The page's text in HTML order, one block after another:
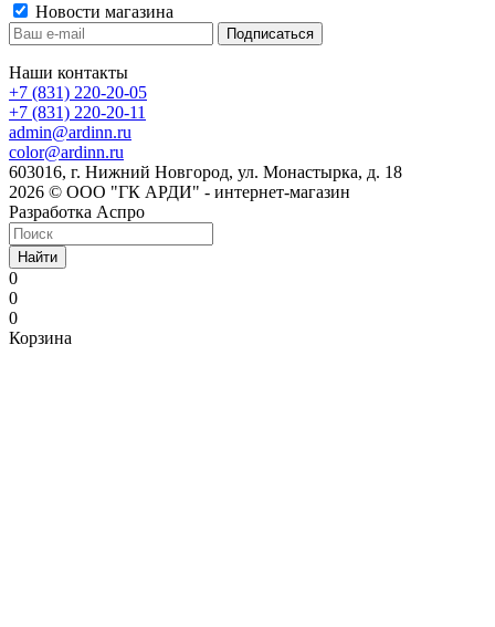
Новости магазина
Наши контакты
+7 (831) 220-20-05
+7 (831) 220-20-11
admin@ardinn.ru
color@ardinn.ru
603016, г. Нижний Новгород, ул. Монастырка, д. 18
2026 © ООО "ГК АРДИ" - интернет-магазин
Разработка Аспро
Найти
0
0
0
Корзина